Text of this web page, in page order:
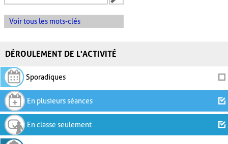
Voir tous les mots-clés
DÉROULEMENT DE L'ACTIVITÉ
Sporadiques
En plusieurs séances
En classe seulement